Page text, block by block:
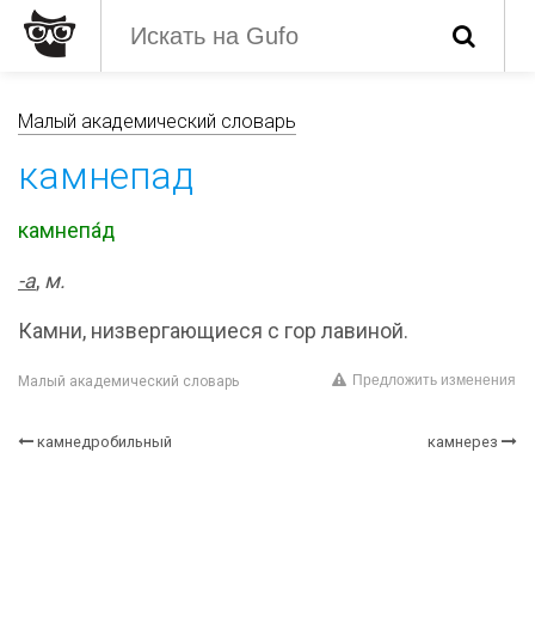
Малый академический словарь
камнепад
камнепа́д
-а, м.
Камни, низвергающиеся с гор лавиной.
Малый академический словарь Предложить изменения
камнедробильный камнерез